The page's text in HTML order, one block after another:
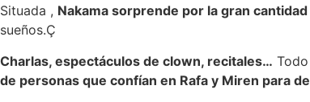
Situada , Nakama sorprende por la gran
sueños.Ç
Charlas, espectáculos de clown, recitales…
de personas que confían en Rafa y Miren para